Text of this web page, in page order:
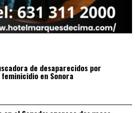
de desaparecidos por
en Sonora